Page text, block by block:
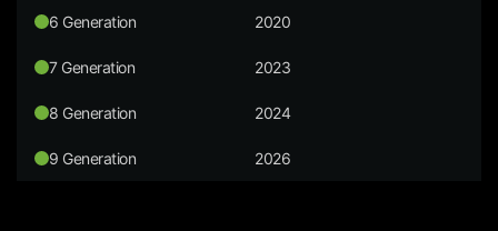
6 Generation 2020
7 Generation 2023
8 Generation 2024
9 Generation 2026